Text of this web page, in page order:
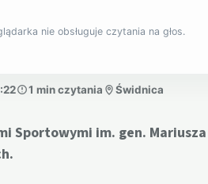
nie obsługuje czytania na głos.
1 min czytania Świdnica
Sportowymi im. gen.